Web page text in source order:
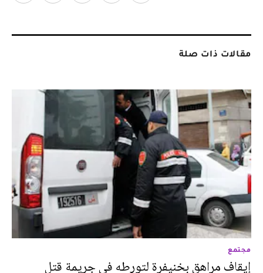
مقالات ذات صلة
مجتمع
إيقاف مراهق بخنيفرة لتورطه في جريمة قتل